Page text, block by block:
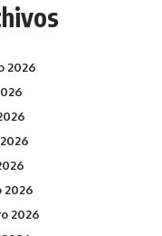
2026
2026
2026